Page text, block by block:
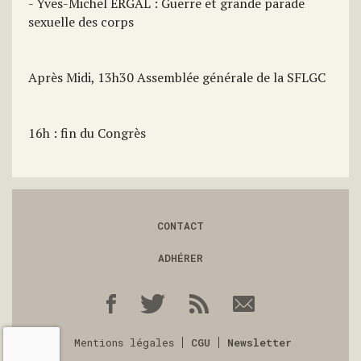
sexuelle des corps
Après Midi, 13h30 Assemblée générale de la SFLGC
16h : fin du Congrès
CONTACT
ADHÉRER
Mentions légales CGU Newsletter